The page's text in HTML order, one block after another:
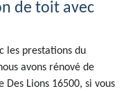
de toit avec
les prestations du
avons rénové de
Lions 16500, si vous